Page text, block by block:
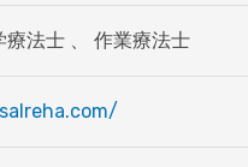
療法士 、 作業療法士